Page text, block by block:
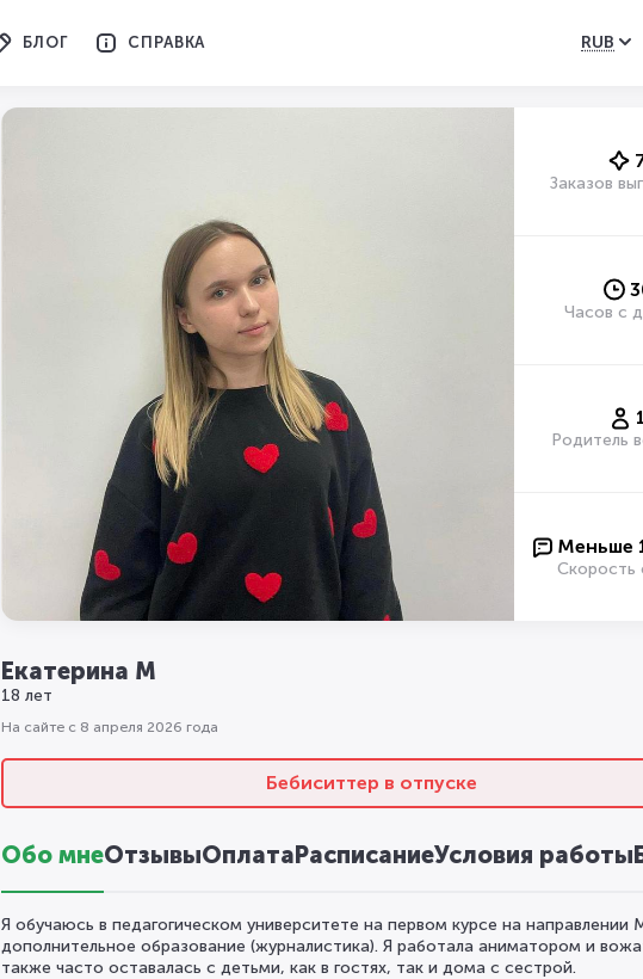
БЛОГ СПРАВКА RUB
Заказов
Часов с
Родитель
Меньше
Скорость
Екатерина М
18 лет
На сайте с 8 апреля 2026 года
Бебиситтер в отпуске
Обо мнеОтзывыОплатаРасписаниеУсловия работы
Я обучаюсь в педагогическом университете на первом курсе на направлении
дополнительное образование (журналистика). Я работала аниматором и
также часто оставалась с детьми, как в гостях, так и дома с сестрой.